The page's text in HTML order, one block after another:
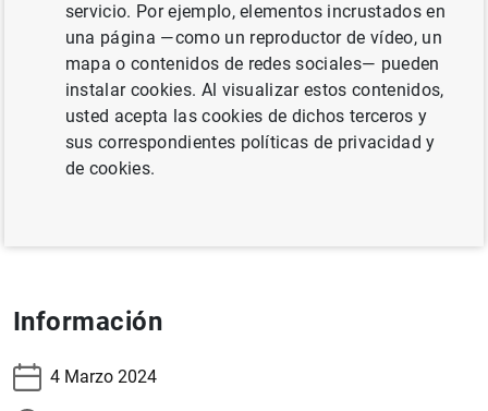
La subgobernadora, Margarita Delgado, intervendrá en el
“Green transition and the future patterns of capital
flows and global liquidity”en el actoBretton Woods @80
and Austria’s IMF Membership @75, organizado por el
Oesterreichische Nationalbank.
Información
4 Marzo 2024
servicio. Por ejemplo, elementos incrustados en
una página —como un reproductor de vídeo, un
mapa o contenidos de redes sociales— pueden
instalar cookies. Al visualizar estos contenidos,
usted acepta las cookies de dichos terceros y
sus correspondientes políticas de privacidad y
de cookies.